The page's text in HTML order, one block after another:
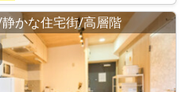
かな住宅街/高層階